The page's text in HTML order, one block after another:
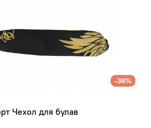
-36%
Чехол для булав